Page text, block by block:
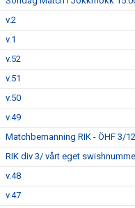
v.2
v.1
v.52
v.51
v.50
v.49
Matchbemanning RIK - ÖHF 3/
RIK div 3/ vårt eget
v.48
v.47